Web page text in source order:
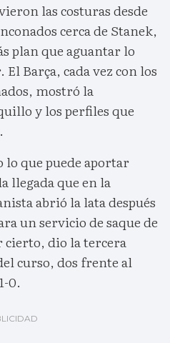
las costuras desde
cerca de Stanek,
plan que aguantar lo
Barça, cada vez con los
mostró la
y los perfiles que
lo que puede aportar
llegada que en la
abrió la lata después
un servicio de saque de
cierto, dio la tercera
curso, dos frente al
0.